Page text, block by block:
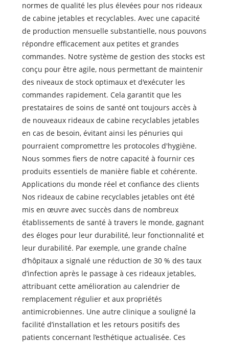
normes de qualité les plus élevées pour nos rideaux
de cabine jetables et recyclables. Avec une capacité
de production mensuelle substantielle, nous pouvons
répondre efficacement aux petites et grandes
commandes. Notre système de gestion des stocks est
conçu pour être agile, nous permettant de maintenir
des niveaux de stock optimaux et d'exécuter les
commandes rapidement. Cela garantit que les
prestataires de soins de santé ont toujours accès à
de nouveaux rideaux de cabine recyclables jetables
en cas de besoin, évitant ainsi les pénuries qui
pourraient compromettre les protocoles d'hygiène.
Nous sommes fiers de notre capacité à fournir ces
produits essentiels de manière fiable et cohérente.
Applications du monde réel et confiance des clients
Nos rideaux de cabine recyclables jetables ont été
mis en œuvre avec succès dans de nombreux
établissements de santé à travers le monde, gagnant
des éloges pour leur durabilité, leur fonctionnalité et
leur durabilité. Par exemple, une grande chaîne
d’hôpitaux a signalé une réduction de 30 % des taux
d’infection après le passage à ces rideaux jetables,
attribuant cette amélioration au calendrier de
remplacement régulier et aux propriétés
antimicrobiennes. Une autre clinique a souligné la
facilité d’installation et les retours positifs des
patients concernant l’esthétique actualisée. Ces